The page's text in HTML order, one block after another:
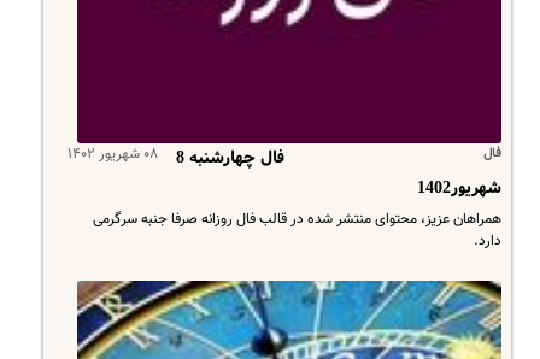
فال ۰۸ شهریور ۱۴۰۲
فال چهارشنبه 8
شهریور1402
همراهان عزیز، محتوای منتشر شده در قالب فال روزانه صرفا جنبه سرگرمی
دارد.